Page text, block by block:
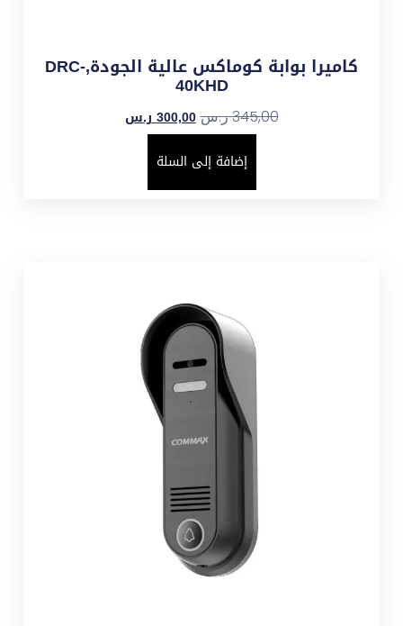
كاميرا بوابة كوماكس عالية الجودة,DRC-
40KHD
345,00ر.س 300,00ر.س
إضافة إلى السلة